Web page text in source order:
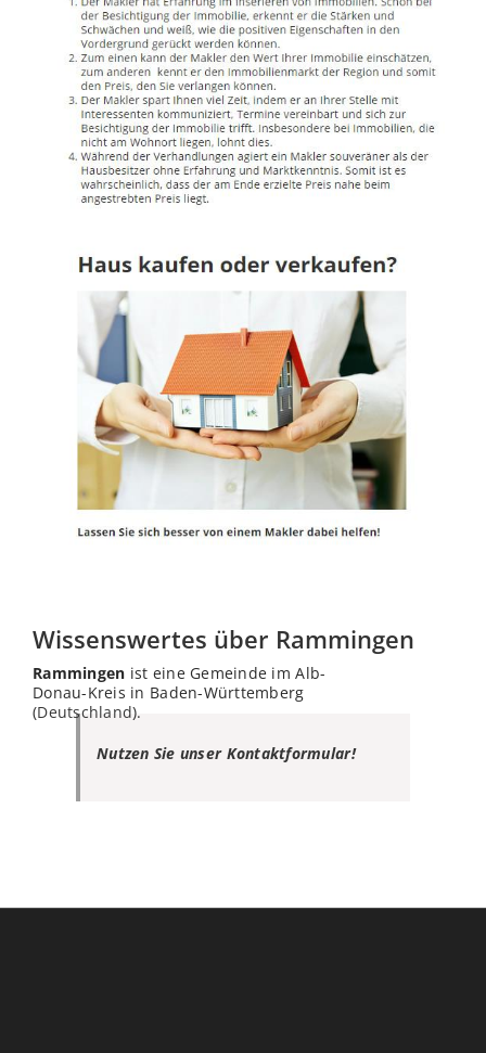
Wissenswertes über Rammingen
Rammingen ist eine Gemeinde im Alb-
Donau-Kreis in Baden-Württemberg
(Deutschland).
Nutzen Sie unser Kontaktformular!